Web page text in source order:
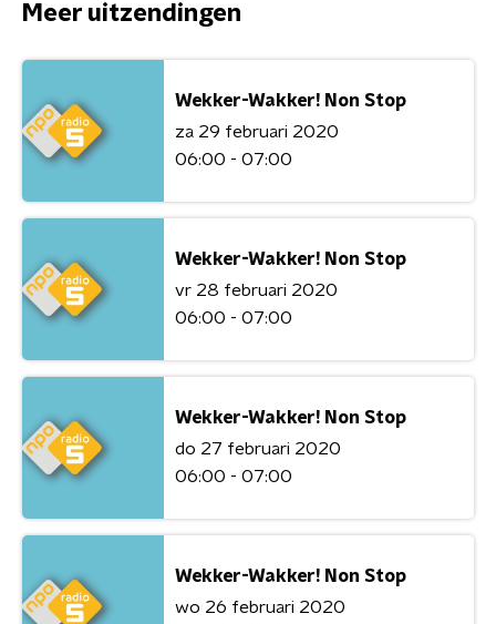
Meer uitzendingen
Wekker-Wakker! Non Stop
za 29 februari 2020
06:00 - 07:00
Wekker-Wakker! Non Stop
vr 28 februari 2020
06:00 - 07:00
Wekker-Wakker! Non Stop
do 27 februari 2020
06:00 - 07:00
Wekker-Wakker! Non Stop
wo 26 februari 2020